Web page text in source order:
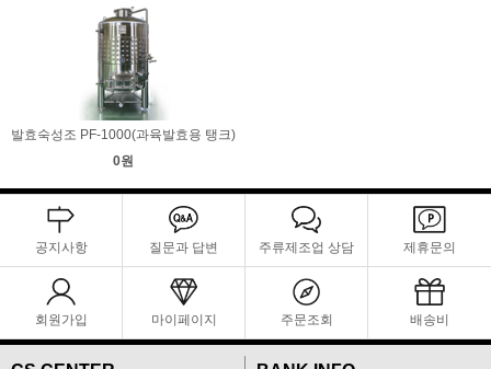
발효숙성조 PF-1000(과육발효용 탱크)
0원
공지사항 질문과 답변 주류제조업 상담 제휴문의
회원가입 마이페이지 주문조회 배송비